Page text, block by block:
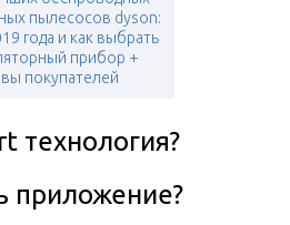
пылесосов dyson:
года и как выбрать
прибор +
покупателей
технология?
приложение?